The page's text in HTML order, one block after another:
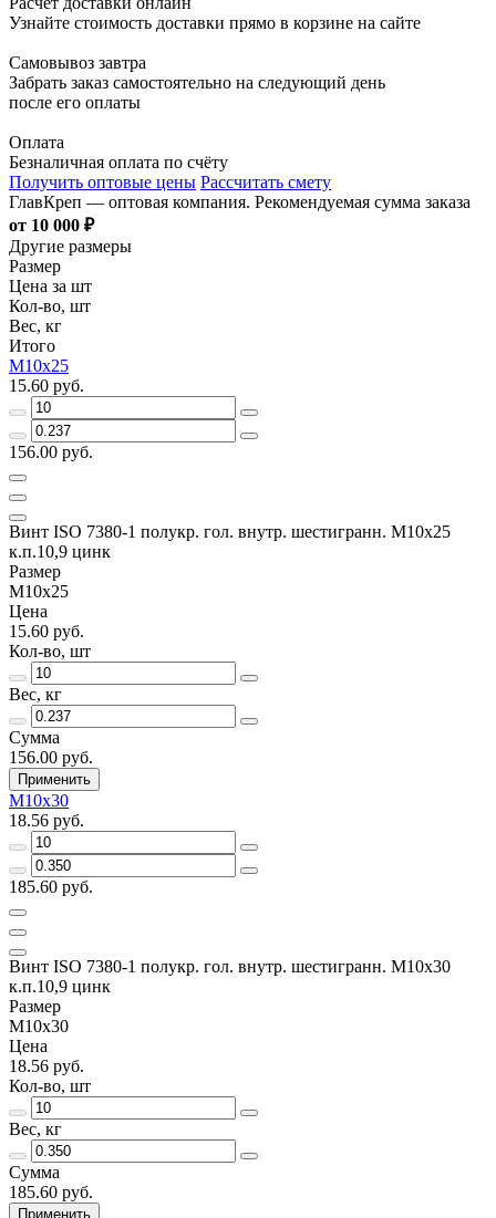
Узнайте стоимость доставки прямо в корзине на сайте
Самовывоз завтра
Забрать заказ самостоятельно на следующий день
после его оплаты
Оплата
Безналичная оплата по счёту
Получить оптовые цены Рассчитать смету
ГлавКреп — оптовая компания. Рекомендуемая сумма заказа
от 10 000 ₽
Другие размеры
Размер
Цена за шт
Кол-во, шт
Вес, кг
Итого
М10х25
15.60 руб.
156.00 руб.
Винт ISO 7380-1 полукр. гол. внутр. шестигранн. М10х25
к.п.10,9 цинк
Размер
М10х25
Цена
15.60 руб.
Кол-во, шт
Вес, кг
Сумма
156.00 руб.
Применить
М10х30
18.56 руб.
185.60 руб.
Винт ISO 7380-1 полукр. гол. внутр. шестигранн. М10х30
к.п.10,9 цинк
Размер
М10х30
Цена
18.56 руб.
Кол-во, шт
Вес, кг
Сумма
185.60 руб.
Применить